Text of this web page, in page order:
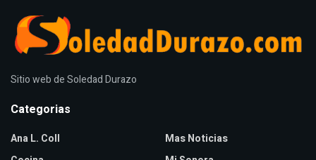
Sitio web de Soledad Durazo
Categorias
Ana L. Coll
Mas Noticias